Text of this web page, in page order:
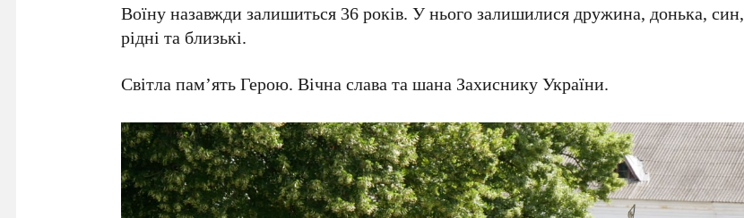
Воїну назавжди залишиться 36 років. У нього залишилися дружина, донька, син,
рідні та близькі.
Світла пам’ять Герою. Вічна слава та шана Захиснику України.